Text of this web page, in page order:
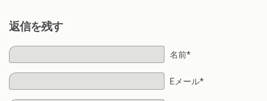
返信を残す
名前*
Eメール*